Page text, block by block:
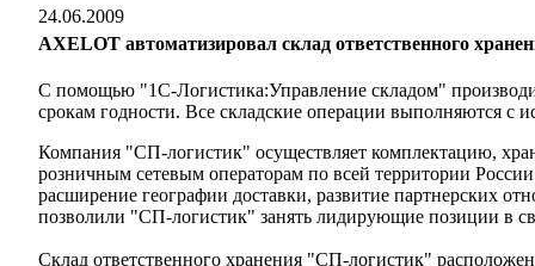
24.06.2009
AXELOT автоматизировал склад ответственного
С помощью "1С-Логистика:Управление складом"
срокам годности. Все складские операции выполняются с
Компания "СП-логистик" осуществляет комплектацию,
розничным сетевым операторам по всей территории
расширение географии доставки, развитие партнерских
позволили "СП-логистик" занять лидирующие позиции в
Склад ответственного хранения "СП-логистик"